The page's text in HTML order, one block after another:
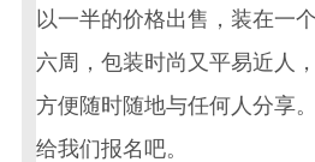
以一半的价格出售，装在一
六周，包装时尚又平易近人
方便随时随地与任何人分享。
给我们报名吧。